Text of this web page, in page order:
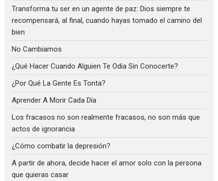
Transforma tu ser en un agente de paz: Dios siempre te
recompensará, al final, cuando hayas tomado el camino del
bien
No Cambiamos
¿Qué Hacer Cuando Alguien Te Odia Sin Conocerte?
¿Por Qué La Gente Es Tonta?
Aprender A Morir Cada Día
Los fracasos no son realmente fracasos, no son más que
actos de ignorancia
¿Cómo combatir la depresión?
A partir de ahora, decide hacer el amor solo con la persona
que quieras casar